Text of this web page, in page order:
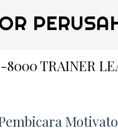
8000 TRAINER